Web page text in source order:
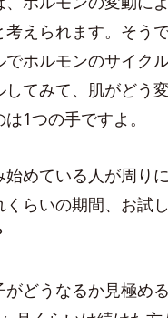
考えられます。そう
でホルモンのサイク
してみて、肌がどう
1つの手ですよ。
始めている人が周り
くらいの期間、お試
がどうなるか見極め